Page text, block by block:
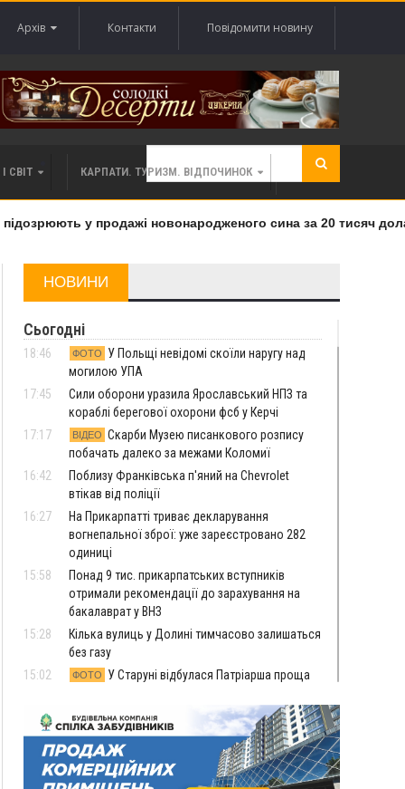
Архів Контакти Повідомити новину
СВІТ КАРПАТИ. ТУРИЗМ. ВІДПОЧИНОК
у продажі новонародженого сина за 20 тисяч
НОВИНИ
Сьогодні
18:46 ФОТО
У Польщі невідомі скоїли наругу над
могилою УПА
17:45
Сили оборони уразила Ярославський НПЗ та
кораблі берегової охорони фсб у Керчі
17:17
ВІДЕО Скарби Музею писанкового розпису
побачать далеко за межами Коломиї
16:42
Поблизу Франківська п'яний на Chevrolet
втікав від поліції
16:27
На Прикарпатті триває декларування
вогнепальної зброї: уже зареєстровано 282
одиниці
15:58
Понад 9 тис. прикарпатських вступників
отримали рекомендації до зарахування на
бакалаврат у ВНЗ
15:28
Кілька вулиць у Долині тимчасово залишаться
без газу
15:02
ФОТО
У Старуні відбулася Патріарша проща
Франківець Лев Кишакевич не зможе стати
суддею Міжнародного кримінального суду
14:14
У Ворохті проведуть Кубок ФЛСУ зі стрибків
на лижах, пам'яті оборонця Богдана Бухонка